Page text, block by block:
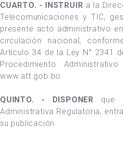
CUARTO. - INSTRUIR a la
Telecomunicaciones y TIC,
presente acto administrativo
circulación nacional,
Artículo 34 de la Ley N° 2341
Procedimiento
www.att.gob.bo.
QUINTO. - DISPONER que
Administrativa Regulatoria,
su publicación.